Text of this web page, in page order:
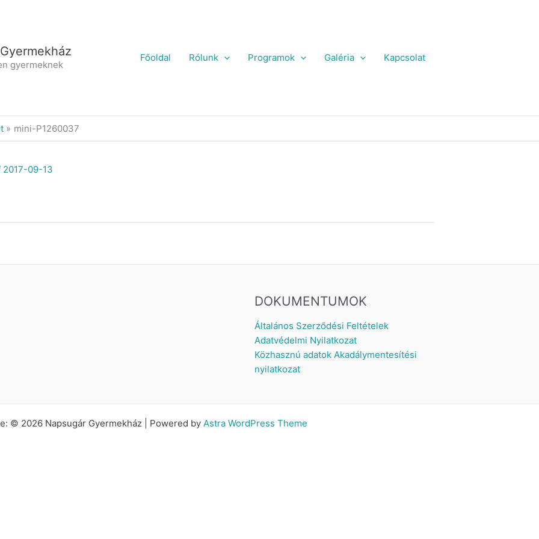
gyermeknek
Főoldal Rólunk Programok Galéria Kapcsolat
mini-P1260037
2017-09-13
DOKUMENTUMOK
Általános Szerződési Feltételek
Adatvédelmi Nyilatkozat
Közhasznú adatok Akadálymentesítési
nyilatkozat
© 2026 Napsugár Gyermekház | Powered by Astra WordPress Theme